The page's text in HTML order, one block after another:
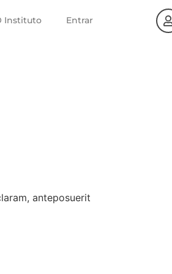
Instituto Entrar
anteposuerit